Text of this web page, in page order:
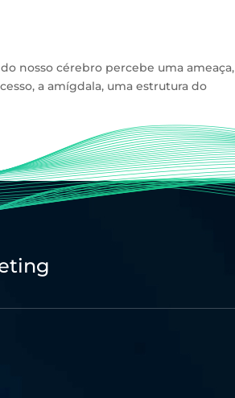
nosso cérebro percebe uma ameaça,
a amígdala, uma estrutura do